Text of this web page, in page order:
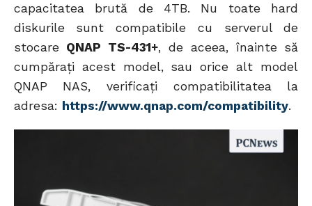
capacitatea brută de 4TB. Nu toate hard
diskurile sunt compatibile cu serverul de
stocare QNAP TS-431+, de aceea, înainte să
cumpărați acest model, sau orice alt model
QNAP NAS, verificați compatibilitatea la
adresa: https://www.qnap.com/compatibility.